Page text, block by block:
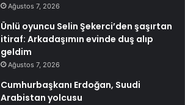
Ağustos 7, 2026
Ünlü oyuncu Selin Şekerci’den şaşırtan
itiraf: Arkadaşımın evinde duş alıp
geldim
Ağustos 7, 2026
Cumhurbaşkanı Erdoğan, Suudi
Arabistan yolcusu